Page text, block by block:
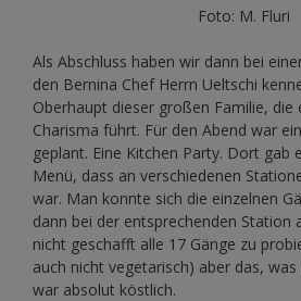
Foto: M. Fluri
Als Abschluss haben wir dann bei
den Bernina Chef Herrn Ueltschi
Oberhaupt dieser großen Familie, die
Charisma führt. Für den Abend war
geplant. Eine Kitchen Party. Dort gab
Menü, dass an verschiedenen
war. Man konnte sich die einzelnen
dann bei der entsprechenden Station
nicht geschafft alle 17 Gänge zu
auch nicht vegetarisch) aber das,
war absolut köstlich.